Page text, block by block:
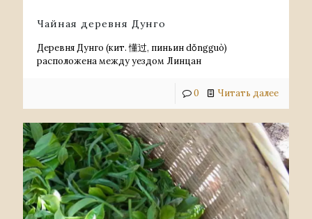
Чайная деревня Дунго
Деревня Дунго (кит. 懂过, пиньин dǒngguò)
расположена между уездом Линцан
0 Читать далее